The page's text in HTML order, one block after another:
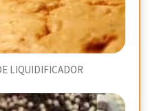
LIQUIDIFICADOR